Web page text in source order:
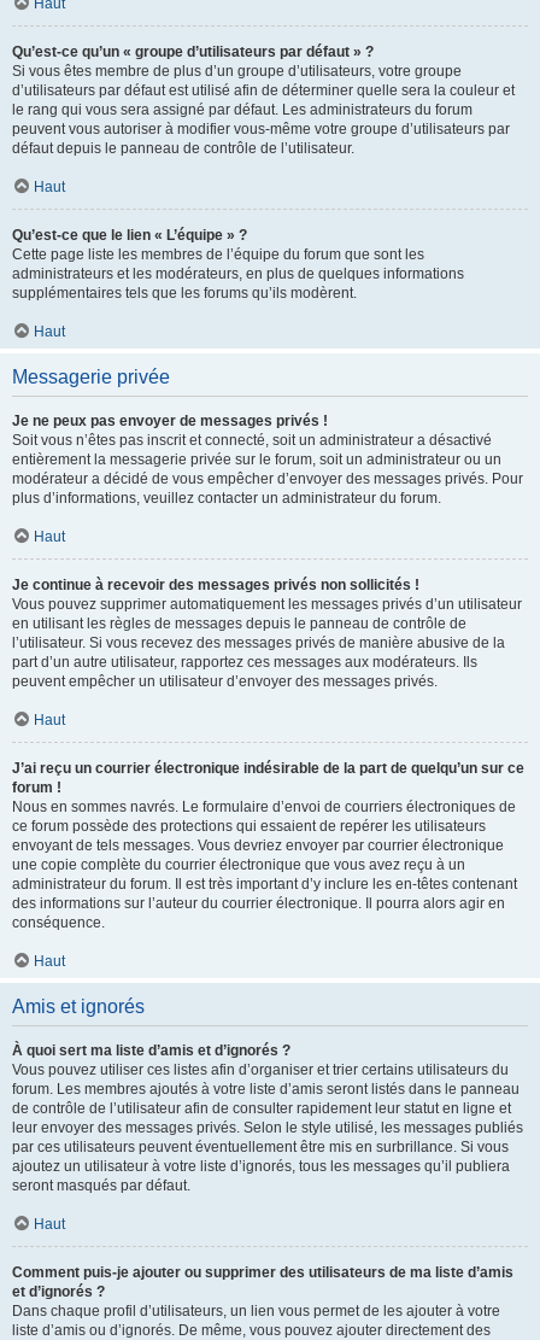
Haut
Qu’est-ce qu’un « groupe d’utilisateurs par défaut » ?
Si vous êtes membre de plus d’un groupe d’utilisateurs, votre groupe
d’utilisateurs par défaut est utilisé afin de déterminer quelle sera la couleur et
le rang qui vous sera assigné par défaut. Les administrateurs du forum
peuvent vous autoriser à modifier vous-même votre groupe d’utilisateurs par
défaut depuis le panneau de contrôle de l’utilisateur.
Haut
Qu’est-ce que le lien « L’équipe » ?
Cette page liste les membres de l’équipe du forum que sont les
administrateurs et les modérateurs, en plus de quelques informations
supplémentaires tels que les forums qu’ils modèrent.
Haut
Messagerie privée
Je ne peux pas envoyer de messages privés !
Soit vous n’êtes pas inscrit et connecté, soit un administrateur a désactivé
entièrement la messagerie privée sur le forum, soit un administrateur ou un
modérateur a décidé de vous empêcher d’envoyer des messages privés. Pour
plus d’informations, veuillez contacter un administrateur du forum.
Haut
Je continue à recevoir des messages privés non sollicités !
Vous pouvez supprimer automatiquement les messages privés d’un utilisateur
en utilisant les règles de messages depuis le panneau de contrôle de
l’utilisateur. Si vous recevez des messages privés de manière abusive de la
part d’un autre utilisateur, rapportez ces messages aux modérateurs. Ils
peuvent empêcher un utilisateur d’envoyer des messages privés.
Haut
J’ai reçu un courrier électronique indésirable de la part de quelqu’un sur ce
forum !
Nous en sommes navrés. Le formulaire d’envoi de courriers électroniques de
ce forum possède des protections qui essaient de repérer les utilisateurs
envoyant de tels messages. Vous devriez envoyer par courrier électronique
une copie complète du courrier électronique que vous avez reçu à un
administrateur du forum. Il est très important d’y inclure les en-têtes contenant
des informations sur l’auteur du courrier électronique. Il pourra alors agir en
conséquence.
Haut
Amis et ignorés
À quoi sert ma liste d’amis et d’ignorés ?
Vous pouvez utiliser ces listes afin d’organiser et trier certains utilisateurs du
forum. Les membres ajoutés à votre liste d’amis seront listés dans le panneau
de contrôle de l’utilisateur afin de consulter rapidement leur statut en ligne et
leur envoyer des messages privés. Selon le style utilisé, les messages publiés
par ces utilisateurs peuvent éventuellement être mis en surbrillance. Si vous
ajoutez un utilisateur à votre liste d’ignorés, tous les messages qu’il publiera
seront masqués par défaut.
Haut
Comment puis-je ajouter ou supprimer des utilisateurs de ma liste d’amis
et d’ignorés ?
Dans chaque profil d’utilisateurs, un lien vous permet de les ajouter à votre
liste d’amis ou d’ignorés. De même, vous pouvez ajouter directement des